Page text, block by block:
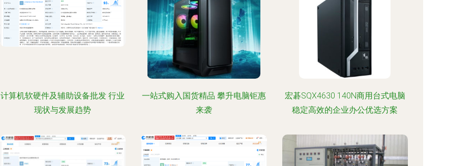
计算机软硬件及辅助设备批发 行业
现状与发展趋势
一站式购入国货精品 攀升电脑钜惠
来袭
宏碁SQX4630 140N商用台式电脑
稳定高效的企业办公优选方案